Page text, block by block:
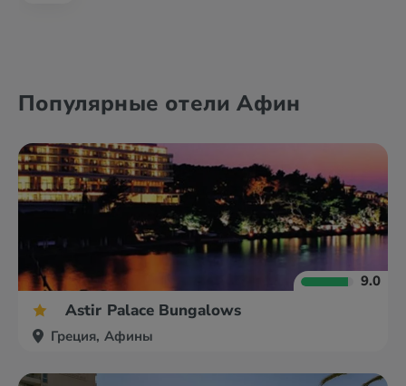
Популярные отели Афин
9.0
Astir Palace Bungalows
Греция, Афины